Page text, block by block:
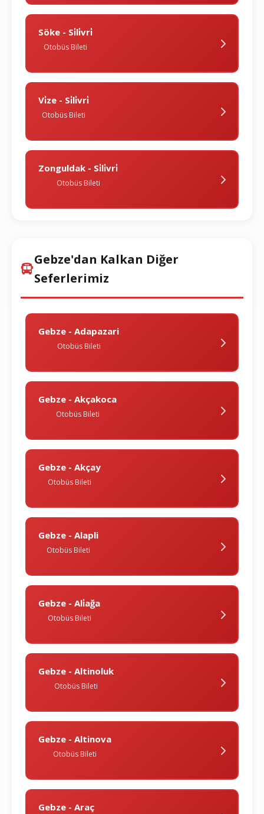
Söke - Si̇li̇vri̇
Otobüs Bileti
Vi̇ze - Si̇li̇vri̇
Otobüs Bileti
Zonguldak - Si̇li̇vri̇
Otobüs Bileti
Gebze'dan Kalkan Diğer
Seferlerimiz
Gebze - Adapazari
Otobüs Bileti
Gebze - Akçakoca
Otobüs Bileti
Gebze - Akçay
Otobüs Bileti
Gebze - Alapli
Otobüs Bileti
Gebze - Ali̇ağa
Otobüs Bileti
Gebze - Altinoluk
Otobüs Bileti
Gebze - Altinova
Otobüs Bileti
Gebze - Araç